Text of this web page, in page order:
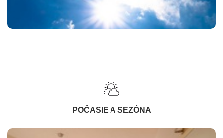
POČASIE A SEZÓNA